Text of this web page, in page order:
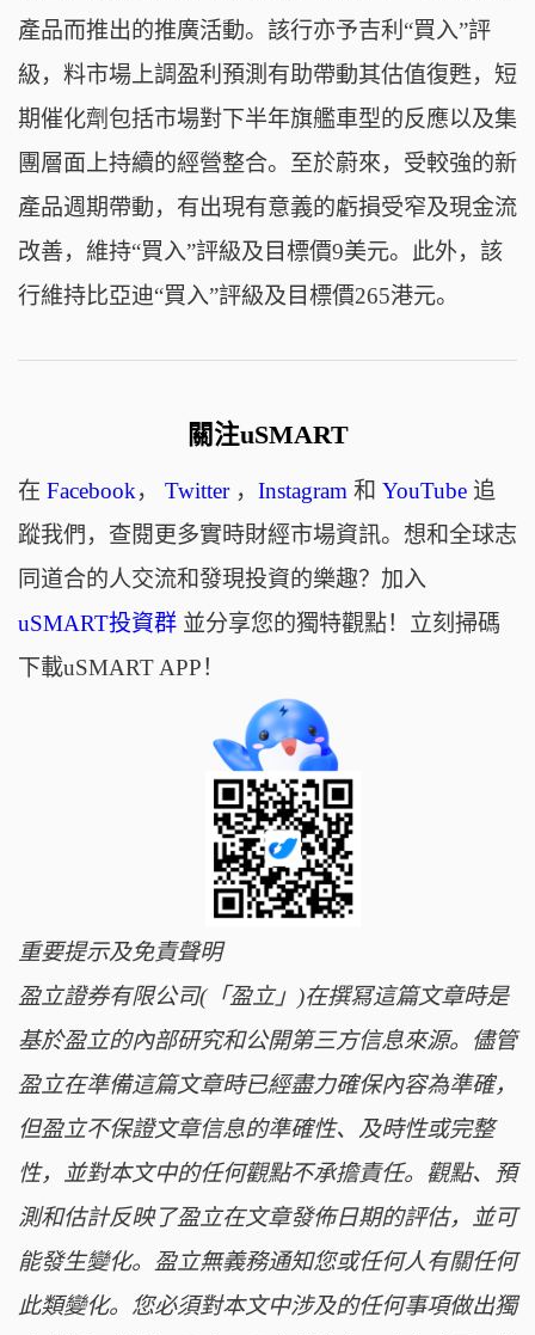
產品而推出的推廣活動。該行亦予吉利“買入”評
級，料市場上調盈利預測有助帶動其估值復甦，短
期催化劑包括市場對下半年旗艦車型的反應以及集
團層面上持續的經營整合。至於蔚來，受較強的新
產品週期帶動，有出現有意義的虧損受窄及現金流
改善，維持“買入”評級及目標價9美元。此外，該
行維持比亞迪“買入”評級及目標價265港元。
關注uSMART
在 Facebook， Twitter， Instagram和 YouTube追
蹤我們，查閱更多實時財經市場資訊。想和全球志
同道合的人交流和發現投資的樂趣？加入
uSMART投資群並分享您的獨特觀點！立刻掃碼
下載uSMART APP！
重要提示及免責聲明
盈立證券有限公司(「盈立」)在撰冩這篇文章時是
基於盈立的內部研究和公開第三方信息來源。儘管
盈立在準備這篇文章時已經盡力確保內容為準確，
但盈立不保證文章信息的準確性、及時性或完整
性，並對本文中的任何觀點不承擔責任。觀點、預
測和估計反映了盈立在文章發佈日期的評估，並可
能發生變化。盈立無義務通知您或任何人有關任何
此類變化。您必須對本文中涉及的任何事項做出獨